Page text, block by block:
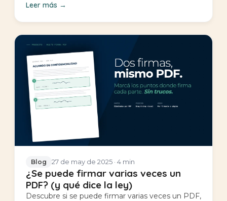
Leer más →
Blog 27 de may de 2025 · 4 min
¿Se puede firmar varias veces un
PDF? (y qué dice la ley)
Descubre si se puede firmar varias veces un PDF,